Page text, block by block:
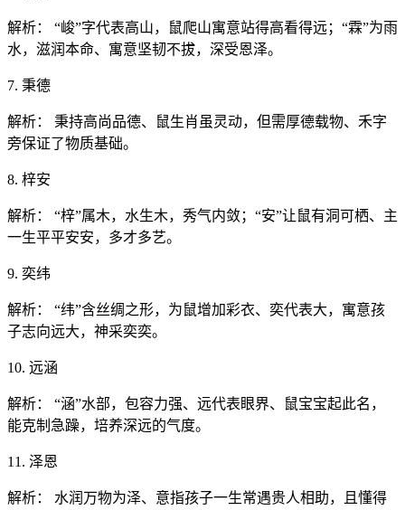
解析： “峻”字代表高山，鼠爬山寓意站得高看得远；“霖”为雨
水，滋润本命、寓意坚韧不拔，深受恩泽。
7. 秉德
解析： 秉持高尚品德、鼠生肖虽灵动，但需厚德载物、禾字
旁保证了物质基础。
8. 梓安
解析： “梓”属木，水生木，秀气内敛；“安”让鼠有洞可栖、主
一生平平安安，多才多艺。
9. 奕纬
解析： “纬”含丝绸之形，为鼠增加彩衣、奕代表大，寓意孩
子志向远大，神采奕奕。
10. 远涵
解析： “涵”水部，包容力强、远代表眼界、鼠宝宝起此名，
能克制急躁，培养深远的气度。
11. 泽恩
解析： 水润万物为泽、意指孩子一生常遇贵人相助，且懂得